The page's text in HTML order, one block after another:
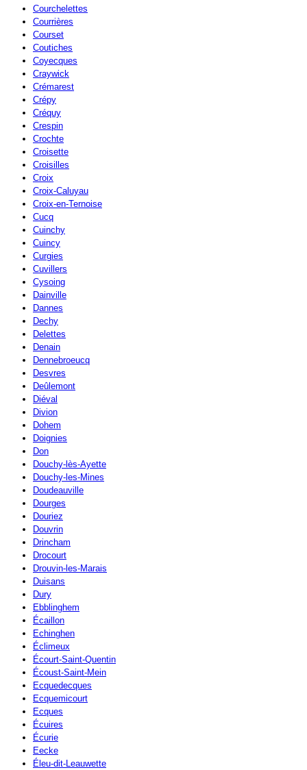
Courchelettes
Courrières
Courset
Coutiches
Coyecques
Craywick
Crémarest
Crépy
Créquy
Crespin
Crochte
Croisette
Croisilles
Croix
Croix-Caluyau
Croix-en-Ternoise
Cucq
Cuinchy
Cuincy
Curgies
Cuvillers
Cysoing
Dainville
Dannes
Dechy
Delettes
Denain
Dennebroeucq
Desvres
Deûlemont
Diéval
Divion
Dohem
Doignies
Don
Douchy-lès-Ayette
Douchy-les-Mines
Doudeauville
Dourges
Douriez
Douvrin
Drincham
Drocourt
Drouvin-les-Marais
Duisans
Dury
Ebblinghem
Écaillon
Echinghen
Éclimeux
Écourt-Saint-Quentin
Écoust-Saint-Mein
Ecquedecques
Ecquemicourt
Ecques
Écuires
Écurie
Eecke
Éleu-dit-Leauwette